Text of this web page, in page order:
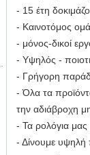
- 15 έτη
- Καινοτόμος
- μόνος-δικοί
- Υψηλός -
- Γρήγορη
- Όλα τα
την αδιάβροχη
- Τα ρολόγια
- Δίνουμε υψηλή